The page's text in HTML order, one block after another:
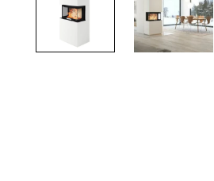
Kylpyhuonekalusteet